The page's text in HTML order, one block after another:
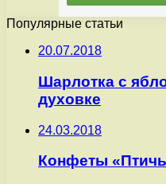
Популярные статьи
20.07.2018
Шарлотка с
духовке
24.03.2018
Конфеты